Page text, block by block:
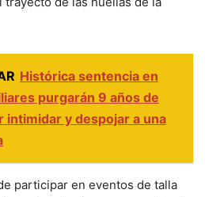
Histórica sentencia en
purgarán 9 años de
intimidar y despojar a una
participar en eventos de talla